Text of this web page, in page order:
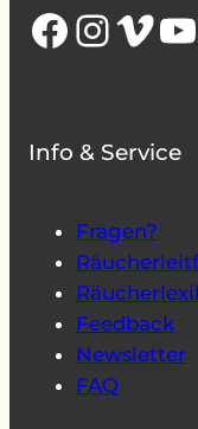
Info & Service
Fragen?
Feedback
Newsletter
FAQ